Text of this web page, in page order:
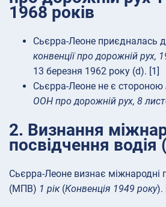
1968 років
Сьєрра-Леоне приєдналась
конвенції про дорожній рух,
13 березня 1962 року (d). [1]
Сьєрра-Леоне не є стороною
ООН про дорожній рух, 8
2. Визнання
посвідчення
Сьєрра-Леоне визнає міжнародні
(МПВ) 1 рік(Конвенція 1949 року).